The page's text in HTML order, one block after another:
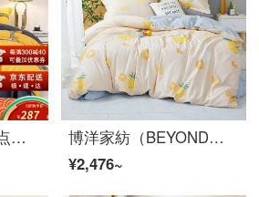
恒源祥家紡純綿四点セット柔軟で快適なカバーシーツ枕カバー1.5 m/1.8ベッド用品セット迷森-黄1.8 mベッド/布団カバー220*240 cm
博洋家紡（BEYOND）全綿四点セットの純綿シンプルで清新なベッドセットのシーツシーツと寝具のパイナップルランド180 cm
¥2,476~